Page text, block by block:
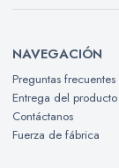
NAVEGACIÓN
Preguntas frecuentes
Entrega del producto
Contáctanos
Fuerza de fábrica